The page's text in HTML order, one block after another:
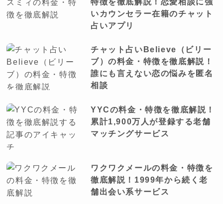
いカウンセラー在籍のチャット
占いアプリ
チャット占いBelieve（ビリー
ブ）の料金・特徴を徹底解説！
誰にも言えない恋の悩みを匿名
相談
YYCの料金・特徴を徹底解説！
累計1,900万人が登録する老舗
マッチングサービス
ワクワクメールの料金・特徴を
徹底解説！1999年から続く老
舗出会い系サービス